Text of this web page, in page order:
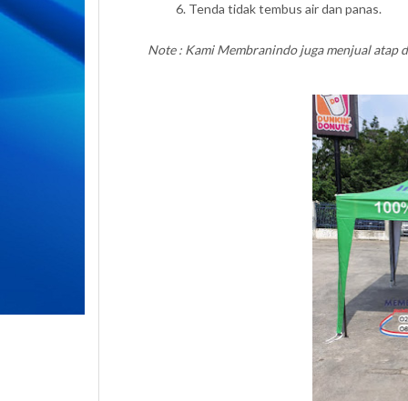
Tenda tidak tembus air dan panas.
Note : Kami Membranindo juga menjual atap